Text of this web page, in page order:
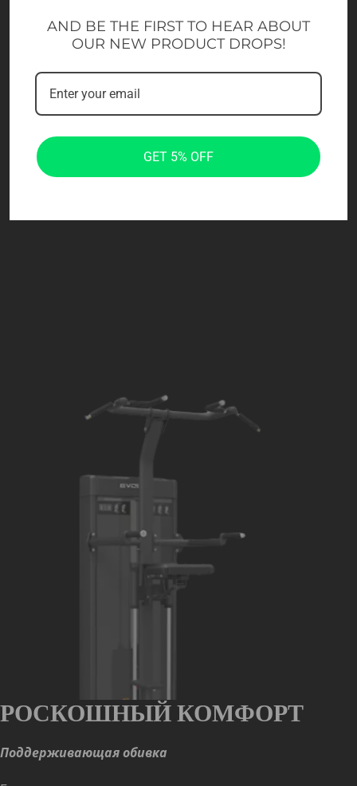
РОСКОШНЫЙ КОМФОРТ
Поддерживающая обивка
AND BE THE FIRST TO HEAR ABOUT
OUR NEW PRODUCT DROPS!
GET 5% OFF